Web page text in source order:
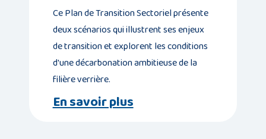
Ce Plan de Transition Sectoriel présente
deux scénarios qui illustrent ses enjeux
de transition et explorent les conditions
d'une décarbonation ambitieuse de la
filière verrière.
En savoir plus